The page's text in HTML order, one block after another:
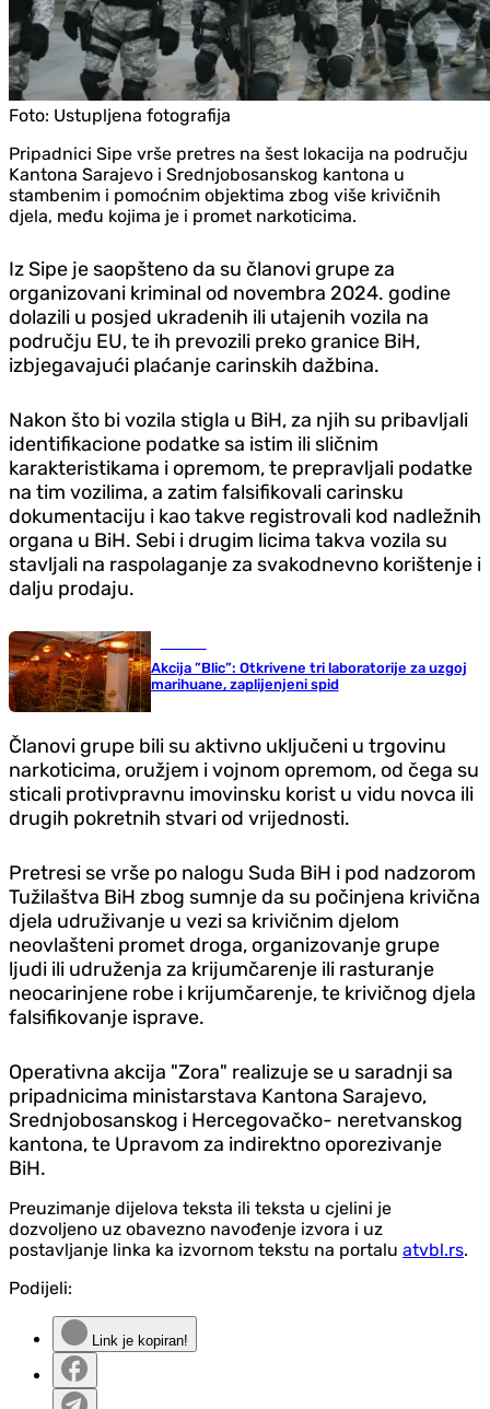
Foto: Ustupljena fotografija
Pripadnici Sipe vrše pretres na šest lokacija na području
Kantona Sarajevo i Srednjobosanskog kantona u
stambenim i pomoćnim objektima zbog više krivičnih
djela, među kojima je i promet narkoticima.
Iz Sipe je saopšteno da su članovi grupe za
organizovani kriminal od novembra 2024. godine
dolazili u posjed ukradenih ili utajenih vozila na
području EU, te ih prevozili preko granice BiH,
izbjegavajući plaćanje carinskih dažbina.
Nakon što bi vozila stigla u BiH, za njih su pribavljali
identifikacione podatke sa istim ili sličnim
karakteristikama i opremom, te prepravljali podatke
na tim vozilima, a zatim falsifikovali carinsku
dokumentaciju i kao takve registrovali kod nadležnih
organa u BiH. Sebi i drugim licima takva vozila su
stavljali na raspolaganje za svakodnevno korištenje i
dalju prodaju.
Akcija ”Blic”: Otkrivene tri laboratorije za uzgoj
marihuane, zaplijenjeni spid
Članovi grupe bili su aktivno uključeni u trgovinu
narkoticima, oružjem i vojnom opremom, od čega su
sticali protivpravnu imovinsku korist u vidu novca ili
drugih pokretnih stvari od vrijednosti.
Pretresi se vrše po nalogu Suda BiH i pod nadzorom
Tužilaštva BiH zbog sumnje da su počinjena krivična
djela udruživanje u vezi sa krivičnim djelom
neovlašteni promet droga, organizovanje grupe
ljudi ili udruženja za krijumčarenje ili rasturanje
neocarinjene robe i krijumčarenje, te krivičnog djela
falsifikovanje isprave.
Operativna akcija "Zora" realizuje se u saradnji sa
pripadnicima ministarstava Kantona Sarajevo,
Srednjobosanskog i Hercegovačko- neretvanskog
kantona, te Upravom za indirektno oporezivanje
BiH.
Preuzimanje dijelova teksta ili teksta u cjelini je
dozvoljeno uz obavezno navođenje izvora i uz
postavljanje linka ka izvornom tekstu na portalu atvbl.rs.
Podijeli:
Link je kopiran!